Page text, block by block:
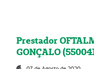
Prestador
GONÇALO